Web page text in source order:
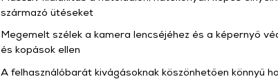
származó ütéseket
Megemelt szélek a kamera lencséjéhez és a képernyő
és kopások ellen
A felhasználóbarát kivágásoknak köszönhetően könnyű